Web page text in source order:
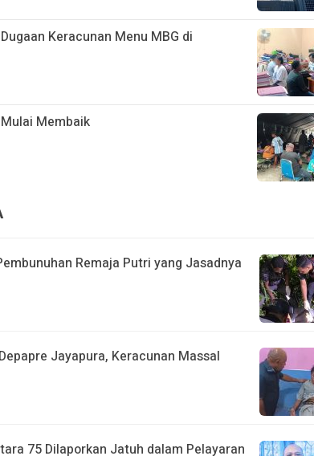
Keracunan Menu MBG di
Membaik
Remaja Putri yang Jasadnya
Jayapura, Keracunan Massal
75 Dilaporkan Jatuh dalam Pelayaran